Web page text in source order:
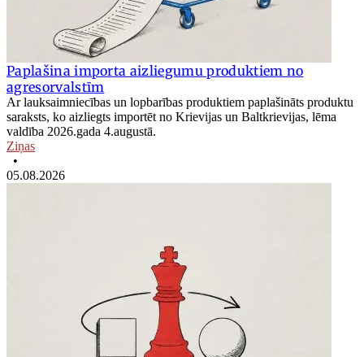
Paplašina importa aizliegumu produktiem no
agresorvalstīm
Ar lauksaimniecības un lopbarības produktiem paplašināts produktu
saraksts, ko aizliegts importēt no Krievijas un Baltkrievijas, lēma
valdība 2026.gada 4.augustā.
Ziņas
•
05.08.2026